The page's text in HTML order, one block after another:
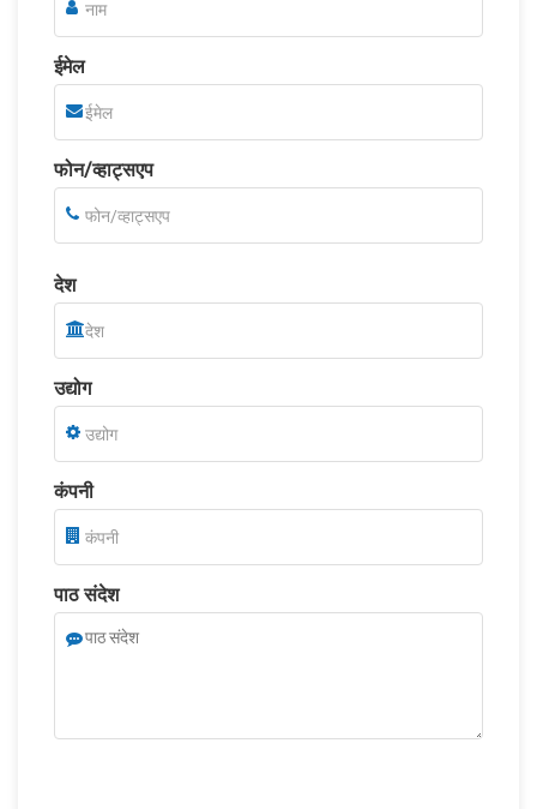
ईमेल
फोन/व्हाट्सएप
देश
उद्योग
कंपनी
पाठ संदेश